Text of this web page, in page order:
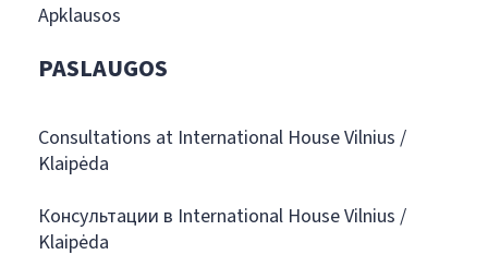
Apklausos
PASLAUGOS
Consultations at International House Vilnius /
Klaipėda
Консультации в International House Vilnius /
Klaipėda